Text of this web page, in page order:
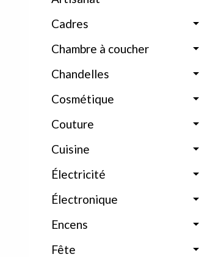
Cadres
Chambre à coucher
Chandelles
Cosmétique
Couture
Cuisine
Électricité
Électronique
Encens
Fête